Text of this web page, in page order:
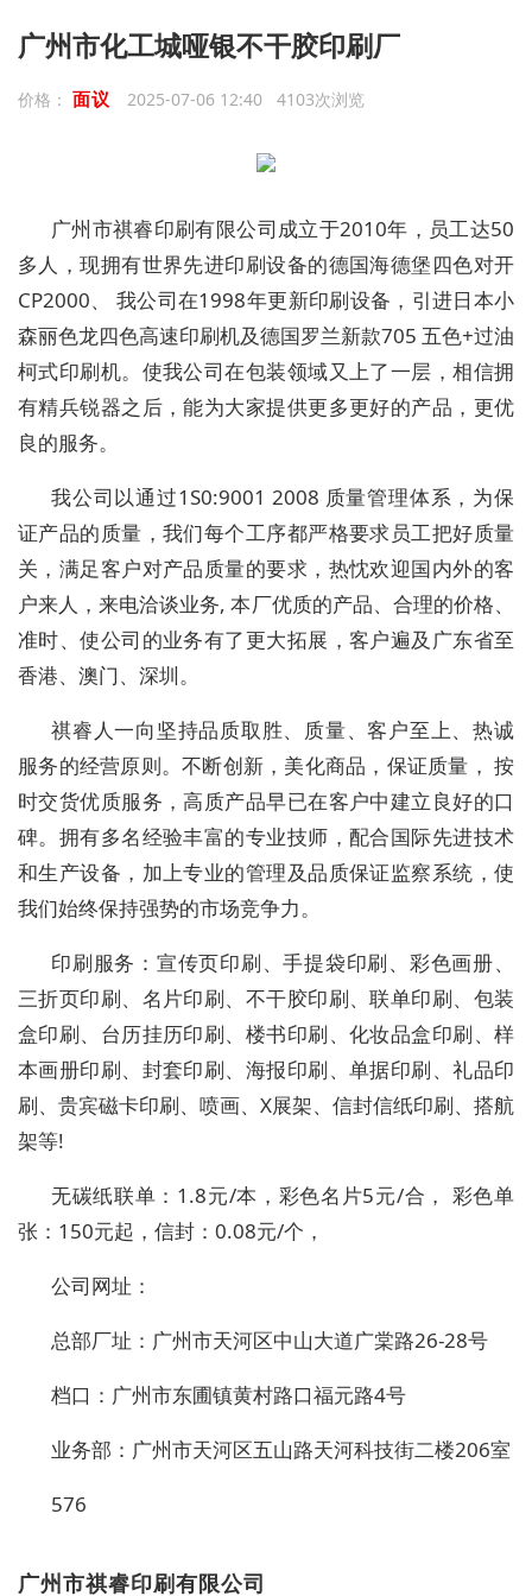
广州市化工城哑银不干胶印刷厂
价格： 面议 2025-07-06 12:40 4103次浏览
广州市祺睿印刷有限公司成立于2010年，员工达50
多人，现拥有世界先进印刷设备的德国海德堡四色对开
CP2000、 我公司在1998年更新印刷设备，引进日本小
森丽色龙四色高速印刷机及德国罗兰新款705 五色+过油
柯式印刷机。使我公司在包装领域又上了一层，相信拥
有精兵锐器之后，能为大家提供更多更好的产品，更优
良的服务。
我公司以通过1S0:9001 2008 质量管理体系，为保
证产品的质量，我们每个工序都严格要求员工把好质量
关，满足客户对产品质量的要求，热忱欢迎国内外的客
户来人，来电洽谈业务, 本厂优质的产品、合理的价格、
准时、使公司的业务有了更大拓展，客户遍及广东省至
香港、澳门、深圳。
祺睿人一向坚持品质取胜、质量、客户至上、热诚
服务的经营原则。不断创新，美化商品，保证质量， 按
时交货优质服务，高质产品早已在客户中建立良好的口
碑。拥有多名经验丰富的专业技师，配合国际先进技术
和生产设备，加上专业的管理及品质保证监察系统，使
我们始终保持强势的市场竞争力。
印刷服务：宣传页印刷、手提袋印刷、彩色画册、
三折页印刷、名片印刷、不干胶印刷、联单印刷、包装
盒印刷、台历挂历印刷、楼书印刷、化妆品盒印刷、样
本画册印刷、封套印刷、海报印刷、单据印刷、礼品印
刷、贵宾磁卡印刷、喷画、X展架、信封信纸印刷、搭航
架等!
无碳纸联单：1.8元/本，彩色名片5元/合， 彩色单
张：150元起，信封：0.08元/个，
公司网址：
总部厂址：广州市天河区中山大道广棠路26-28号
档口：广州市东圃镇黄村路口福元路4号
业务部：广州市天河区五山路天河科技街二楼206室
576
广州市祺睿印刷有限公司